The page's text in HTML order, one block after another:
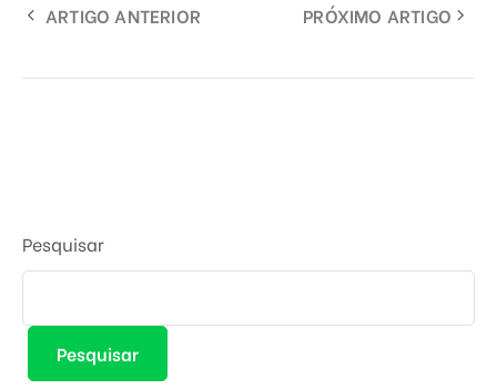
ARTIGO ANTERIOR PRÓXIMO ARTIGO
Pesquisar
Pesquisar